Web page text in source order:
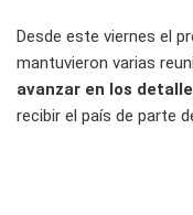
Desde este viernes el
mantuvieron varias
avanzar en los
recibir el país de parte